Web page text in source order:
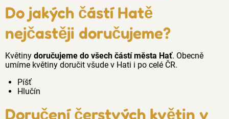
Do jakých částí Hatě
nejčastěji doručujeme?
Květiny doručujeme do všech částí města Hať. Obecně
umíme květiny doručit všude v Hati i po celé ČR.
Píšť
Hlučín
Doručení čerstvých květin v